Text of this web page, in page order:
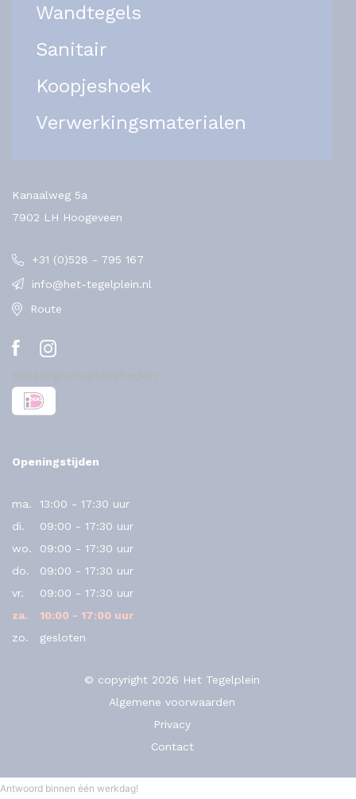
Wandtegels
Sanitair
Koopjeshoek
Verwerkingsmaterialen
Kanaalweg 5a
7902 LH Hoogeveen
+31 (0)528 - 795 167
info@het-tegelplein.nl
Route
Openingstijden
ma.
13:00 - 17:30 uur
di.
09:00 - 17:30 uur
wo.
09:00 - 17:30 uur
do.
09:00 - 17:30 uur
vr.
09:00 - 17:30 uur
za.
10:00 - 17:00 uur
zo.
gesloten
© copyright 2026 Het Tegelplein
Algemene voorwaarden
Privacy
Contact
Antwoord binnen één werkdag!